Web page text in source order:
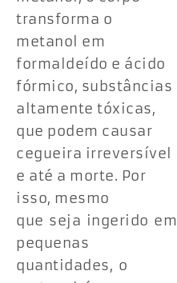
transforma o
metanol em
formaldeído e ácido
fórmico, substâncias
altamente tóxicas,
que podem causar
cegueira irreversível
e até a morte. Por
isso, mesmo
que seja ingerido em
pequenas
quantidades, o